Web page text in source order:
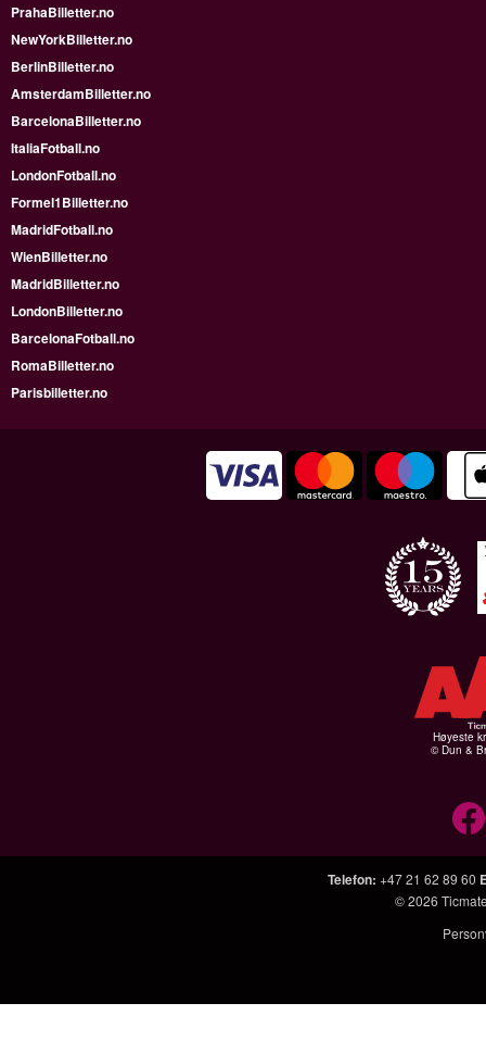
PrahaBilletter.no
NewYorkBilletter.no
BerlinBilletter.no
AmsterdamBilletter.no
BarcelonaBilletter.no
ItaliaFotball.no
LondonFotball.no
Formel1Billetter.no
MadridFotball.no
WienBilletter.no
MadridBilletter.no
LondonBilletter.no
BarcelonaFotball.no
RomaBilletter.no
Parisbilletter.no
Høyeste
© Dun &
Telefon: +47 21 62 89 60
© 2026